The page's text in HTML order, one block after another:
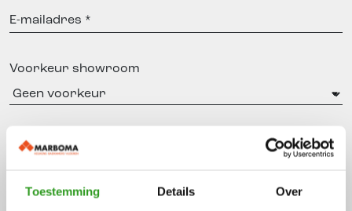
Toestemming Details Over
E-
mailadres
Voorkeur showroom
Interesse in
Vloeren